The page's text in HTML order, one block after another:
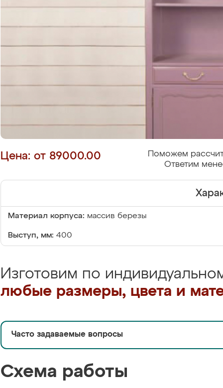
Цена: от 89000.00
Поможем
Ответим
Материал корпуса: массив березы
Выступ, мм: 400
Изготовим по
любые размеры, цвета и
Часто задаваемые вопросы
Схема работы